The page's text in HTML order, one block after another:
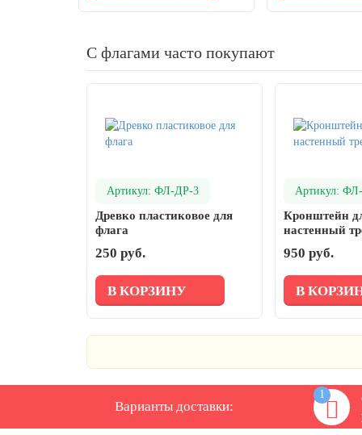
8 июля, День Семьи Любви и
День рыбака (второе воскресенье
28 июля, День Крещения Руси
С флагами часто покупают
Артикул: ФЛ-ДР-3
Древко пластиковое для
флага
250 руб.
В КОРЗИНУ
Артикул:
Кронштейн
настенный
950 руб.
В
Варианты доставки:
1